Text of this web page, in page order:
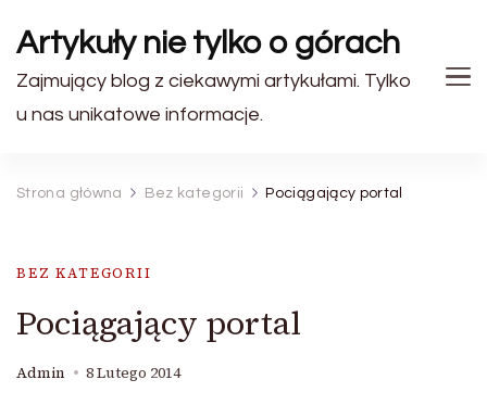
Artykuły nie tylko o górach
Zajmujący blog z ciekawymi artykułami. Tylko
u nas unikatowe informacje.
Strona główna Bez kategorii Pociągający portal
BEZ KATEGORII
Pociągający portal
Admin 8 Lutego 2014